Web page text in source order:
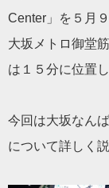
Center」を５月
大坂メトロ御堂
は１５分に位置
今回は大坂なん
について詳しく